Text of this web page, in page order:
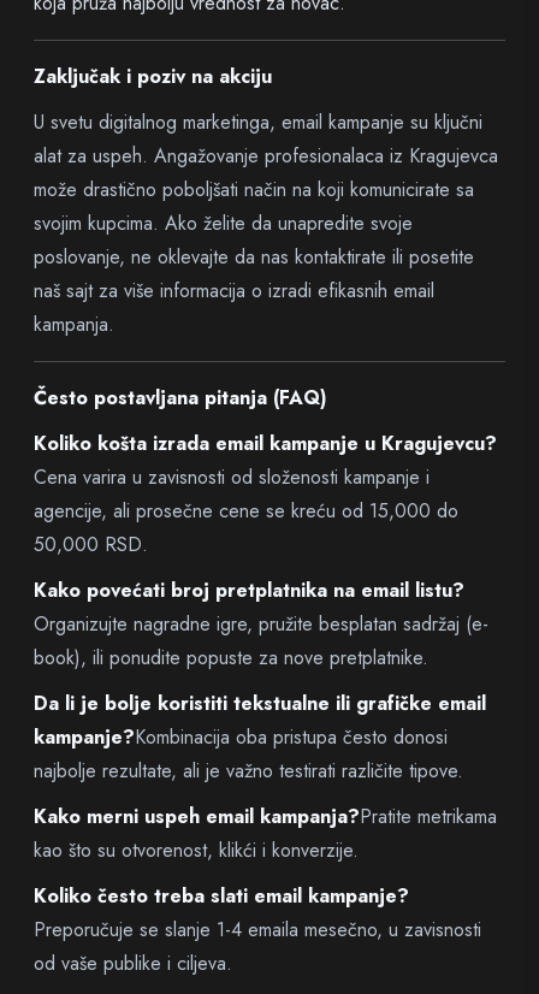
Zaključak i poziv na akciju
U svetu digitalnog marketinga, email kampanje su ključni
alat za uspeh. Angažovanje profesionalaca iz Kragujevca
može drastično poboljšati način na koji komunicirate sa
svojim kupcima. Ako želite da unapredite svoje
poslovanje, ne oklevajte da nas kontaktirate ili posetite
naš sajt za više informacija o izradi efikasnih email
kampanja.
Često postavljana pitanja (FAQ)
Koliko košta izrada email kampanje u Kragujevcu?
Cena varira u zavisnosti od složenosti kampanje i
agencije, ali prosečne cene se kreću od 15,000 do
50,000 RSD.
Kako povećati broj pretplatnika na email listu?
Organizujte nagradne igre, pružite besplatan sadržaj (e-
book), ili ponudite popuste za nove pretplatnike.
Da li je bolje koristiti tekstualne ili grafičke email
kampanje?Kombinacija oba pristupa često donosi
najbolje rezultate, ali je važno testirati različite tipove.
Kako merni uspeh email kampanja?Pratite metrikama
kao što su otvorenost, klikći i konverzije.
Koliko često treba slati email kampanje?
Preporučuje se slanje 1-4 emaila mesečno, u zavisnosti
od vaše publike i ciljeva.